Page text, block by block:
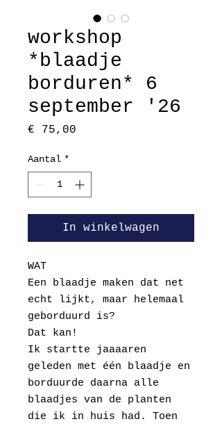
workshop
*blaadje
borduren* 6
september '26
€ 75,00
Aantal *
In winkelwagen
WAT
Een blaadje maken dat net
echt lijkt, maar helemaal
geborduurd is?
Dat kan!
Ik startte jaaaaren
geleden met één blaadje en
borduurde daarna alle
blaadjes van de planten
die ik in huis had. Toen